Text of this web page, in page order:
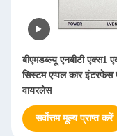
बीएमडब्ल्यू एनबीटी एक्स1
सिस्टम एप्पल कार इंटरफेस
वायरलेस
सर्वोत्तम मूल्य प्राप्त करें